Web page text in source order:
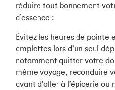
réduire tout bonnement
d’essence :
Évitez les heures de pointe
emplettes lors d’un seul
notamment quitter votre
même voyage, reconduire
avant d’aller à l’épicerie ou